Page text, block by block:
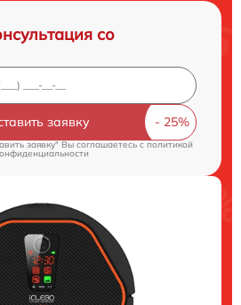
со
заявку
заявку" Вы соглашаетесь cполитикой